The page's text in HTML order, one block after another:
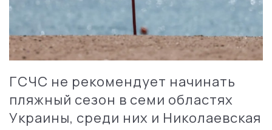
ГСЧС не рекомендует начинать
пляжный сезон в семи областях
Украины, среди них и Николаевская